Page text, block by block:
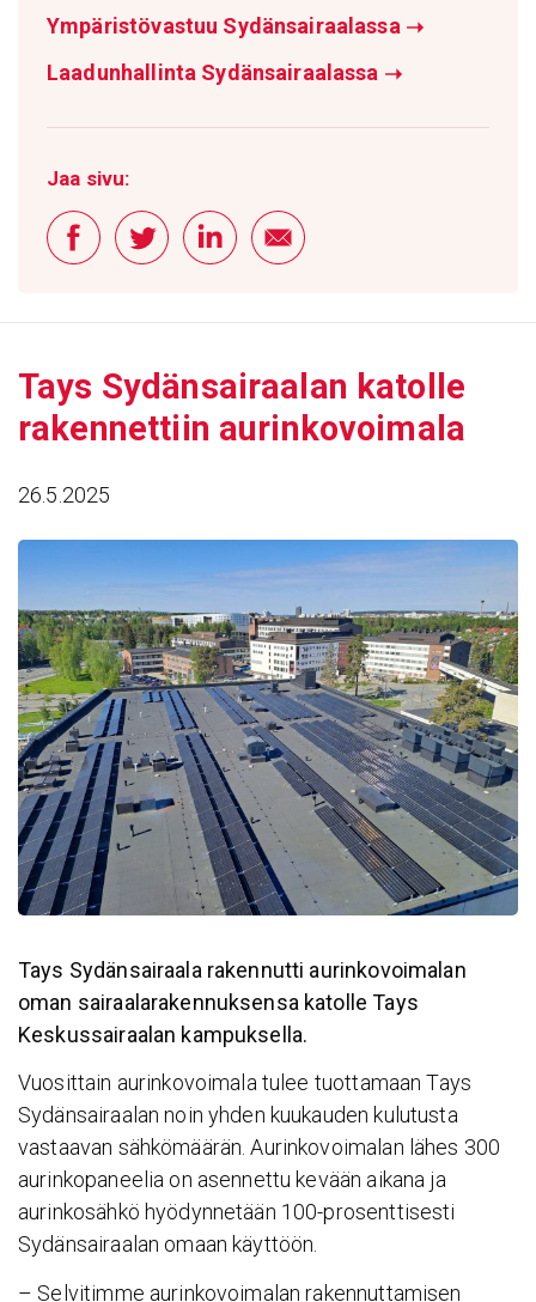
Ympäristövastuu Sydänsairaalassa ➝
Laadunhallinta Sydänsairaalassa ➝
Jaa sivu:
Tays Sydän­sai­raalan katolle
raken­net­tiin aurin­ko­voi­mala
26.5.2025
Tays Sydänsairaala rakennutti aurinkovoimalan
oman sairaalarakennuksensa katolle Tays
Keskussairaalan kampuksella.
Vuosittain aurinkovoimala tulee tuottamaan Tays
Sydänsairaalan noin yhden kuukauden kulutusta
vastaavan sähkömäärän. Aurinkovoimalan lähes 300
aurinkopaneelia on asennettu kevään aikana ja
aurinkosähkö hyödynnetään 100-prosenttisesti
Sydänsairaalan omaan käyttöön.
– Selvitimme aurinkovoimalan rakennuttamisen